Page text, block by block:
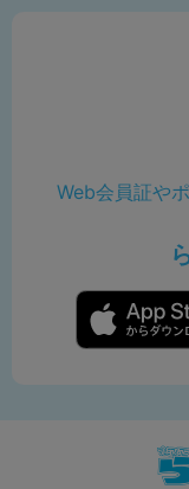
Web会員証や